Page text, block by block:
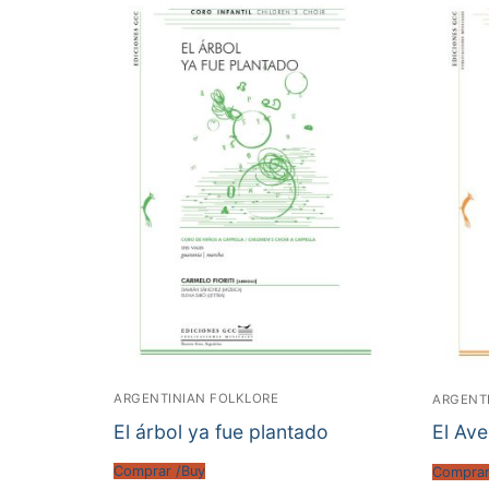
ARGENTINIAN FOLKLORE
El árbol ya fue plantado
Comprar /Buy
El